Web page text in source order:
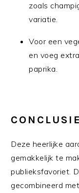
zoals
variatie.
Voor een
en voeg
paprika.
Deze heerlijke
gemakkelijk te
publieksfavoriet.
gecombineerd